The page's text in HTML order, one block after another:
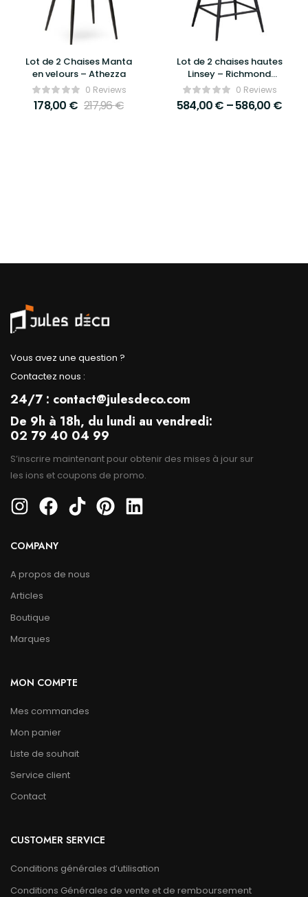
Lot de 2 Chaises Manta
en velours – Athezza
0 Reviews
178,00 € 217,96€
Lot de 2 chaises hautes
Linsey – Richmond
Interiors0 Reviews
584,00€ –586,00 €
Vous avez une question ?
Contactez nous :
24/7 : contact@julesdeco.com
De 9h à 18h, du lundi au vendredi:
02 79 40 04 99
S’inscrire maintenant pour obtenir des mises à jour sur
les ions et coupons de promo.
COMPANY
A propos de nous
Articles
Boutique
Marques
MON COMPTE
Mes commandes
Mon panier
Liste de souhait
Service client
Contact
CUSTOMER SERVICE
Conditions générales d’utilisation
Conditions Générales de vente et de remboursement